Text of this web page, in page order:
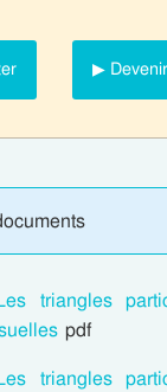
▶
triangles
pdf
triangles